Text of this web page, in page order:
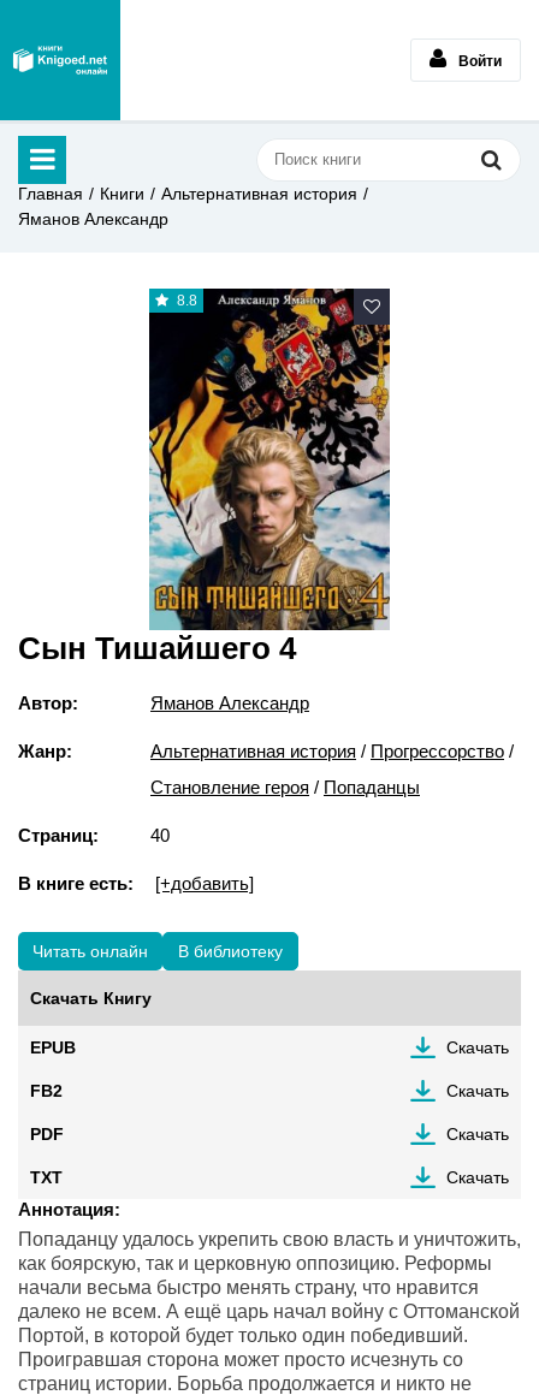
Войти
Главная Книги
Альтернативная история
Яманов Александр
8.8
Сын Тишайшего 4
Автор: Яманов Александр
Жанр: Альтернативная история / Прогрессорство /
Становление героя / Попаданцы
Страниц: 40
В книге есть: [+добавить]
Читать онлайн В библиотеку
Скачать Книгу
EPUB Скачать
FB2 Скачать
PDF Скачать
TXT Скачать
Аннотация:
Попаданцу удалось укрепить свою власть и уничтожить,
как боярскую, так и церковную оппозицию. Реформы
начали весьма быстро менять страну, что нравится
далеко не всем. А ещё царь начал войну с Оттоманской
Портой, в которой будет только один победивший.
Проигравшая сторона может просто исчезнуть со
страниц истории. Борьба продолжается и никто не